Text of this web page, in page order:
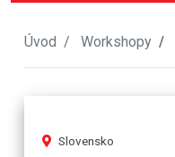
Úvod Workshopy
Slovensko